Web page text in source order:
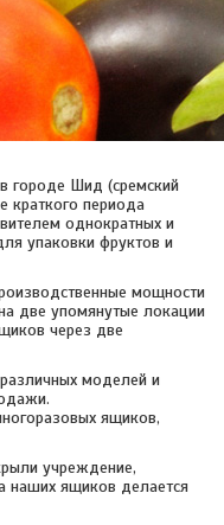
городе Шид (сремский
краткого периода
однократных и
упаковки фруктов и
мощности
две упомянутые локации
через две
моделей и
ящиков,
учреждение,
наших ящиков делается